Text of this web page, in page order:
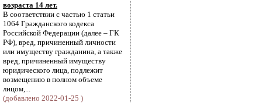
возраста 14 лет.
В соответствии с частью 1 статьи
1064 Гражданского кодекса
Российской Федерации (далее – ГК
РФ), вред, причиненный личности
или имуществу гражданина, а также
вред, причиненный имуществу
юридического лица, подлежит
возмещению в полном объеме
лицом,...
(добавлено 2022-01-25 )